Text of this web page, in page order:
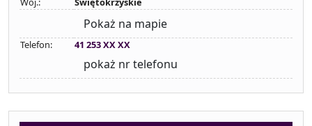
Pokaż na mapie
Telefon: 41 253 XX XX
pokaż nr telefonu